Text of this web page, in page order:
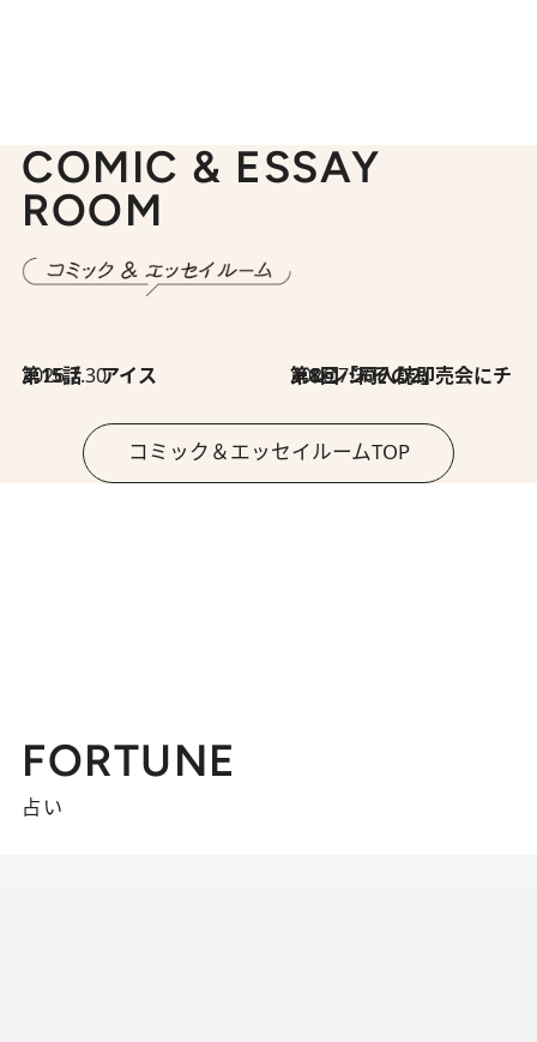
COMIC & ESSAY
ROOM
2026.7.30
第15話 アイス 2026.7.30
第8回「同人誌即売会にチャレンジ その2」
コミック＆エッセイルームTOP
FORTUNE
占い